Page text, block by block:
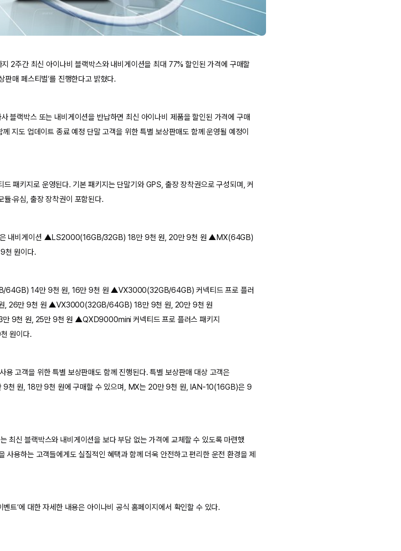
2주간 최신 아이나비 블랙박스와 내비게이션을 최대 77% 할인된 가격에 구매할
매 페스티벌’를 진행한다고 밝혔다.
블랙박스 또는 내비게이션을 반납하면 최신 아이나비 제품을 할인된 가격에 구매
지도 업데이트 종료 예정 단말 고객을 위한 특별 보상판매도 함께 운영될 예정이
드 패키지로 운영된다. 기본 패키지는 단말기와 GPS, 출장 장착권으로 구성되며, 커
·유심, 출장 장착권이 포함된다.
은 내비게이션 ▲LS2000(16GB/32GB) 18만 9천 원, 20만 9천 원 ▲MX(64GB)
천 원이다.
14만 9천 원, 16만 9천 원 ▲VX3000(32GB/64GB) 커넥티드 프로 플러
, 26만 9천 원 ▲VX3000(32GB/64GB) 18만 9천 원, 20만 9천 원
9천 원, 25만 9천 원 ▲QXD9000mini 커넥티드 프로 플러스 패키지
원이다.
용 고객을 위한 특별 보상판매도 함께 진행된다. 특별 보상판매 대상 고객은
천 원, 18만 9천 원에 구매할 수 있으며, MX는 20만 9천 원, IAN-10(16GB)은 9
최신 블랙박스와 내비게이션을 보다 부담 없는 가격에 교체할 수 있도록 마련했
사용하는 고객들에게도 실질적인 혜택과 함께 더욱 안전하고 편리한 운전 환경을 제
트’에 대한 자세한 내용은 아이나비 공식 홈페이지에서 확인할 수 있다.